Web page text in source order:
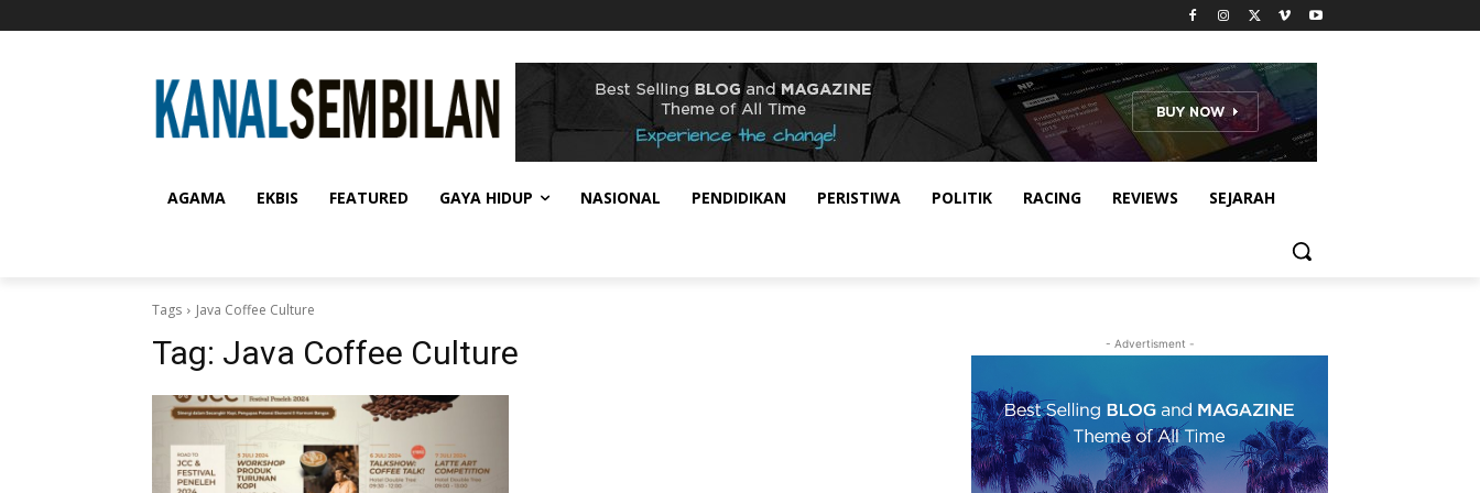
AGAMA EKBIS FEATURED GAYA HIDUP NASIONAL PENDIDIKAN PERISTIWA POLITIK RACING REVIEWS SEJARAH
Tags Java Coffee Culture
Tag: Java Coffee Culture - Advertisment -